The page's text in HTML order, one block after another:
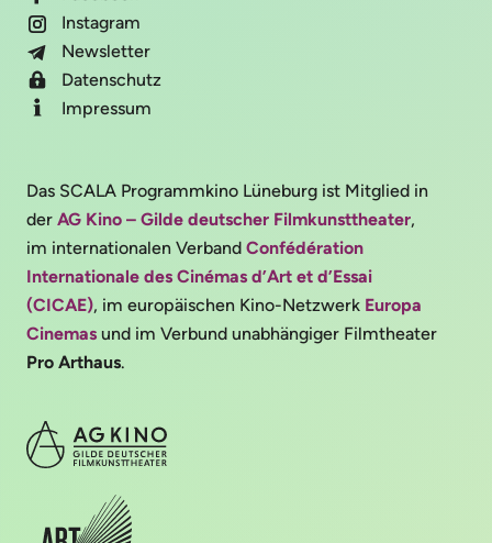
Instagram
Newsletter
Datenschutz
Impressum
Das SCALA Programmkino Lüneburg ist Mitglied in
der AG Kino – Gilde deutscher Filmkunsttheater,
im internationalen Verband Confédération
Internationale des Cinémas d’Art et d’Essai
(CICAE), im europäischen Kino-Netzwerk Europa
Cinemas und im Verbund unabhängiger Filmtheater
Pro Arthaus.